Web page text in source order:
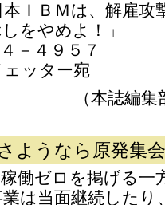
ＩＢＭは、解雇攻
をやめよ！」
－４９５７
ッター宛
（本誌編
ようなら原発集
働ゼロを掲げる一
は当面継続したり